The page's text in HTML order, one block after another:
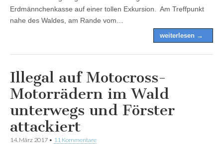
Erdmännchenkasse auf einer tollen Exkursion. Am Treffpunkt
nahe des Waldes, am Rande vom…
weiterlesen →
Illegal auf Motocross-
Motorrädern im Wald
unterwegs und Förster
attackiert
14. März 2017 • 11 Kommentare